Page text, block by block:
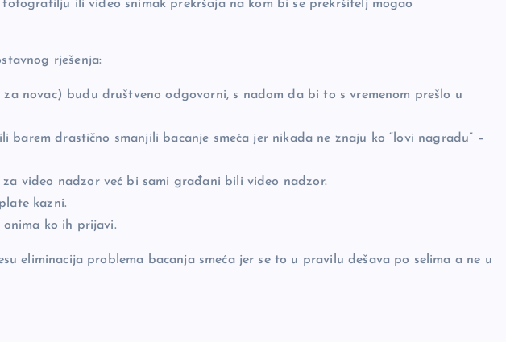
ili video snimak prekršaja na kom bi se prekršitelj mogao
rješenja:
novac) budu društveno odgovorni, s nadom da bi to s vremenom prešlo u
barem drastično smanjili bacanje smeća jer nikada ne znaju ko “lovi nagradu” –
video nadzor već bi sami građani bili video nadzor.
kazni.
ko ih prijavi.
eliminacija problema bacanja smeća jer se to u pravilu dešava po selima a ne u